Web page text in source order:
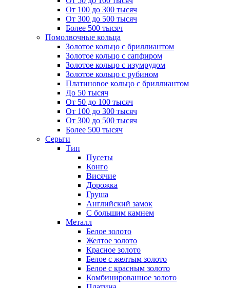
От 100 до 300 тысяч
От 300 до 500 тысяч
Более 500 тысяч
Помолвочные кольца
Золотое кольцо с бриллиантом
Золотое кольцо с сапфиром
Золотое кольцо с изумрудом
Золотое кольцо с рубином
Платиновое кольцо с бриллиантом
До 50 тысяч
От 50 до 100 тысяч
От 100 до 300 тысяч
От 300 до 500 тысяч
Более 500 тысяч
Серьги
Тип
Пусеты
Конго
Висячие
Дорожка
Груша
Английский замок
С большим камнем
Металл
Белое золото
Желтое золото
Красное золото
Белое с желтым золото
Белое с красным золото
Комбинированное золото